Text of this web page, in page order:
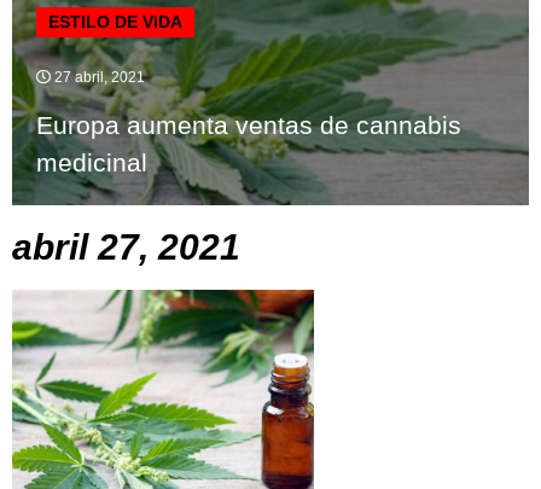
ESTILO DE VIDA
27 abril, 2021
Europa aumenta ventas de cannabis
medicinal
abril 27, 2021